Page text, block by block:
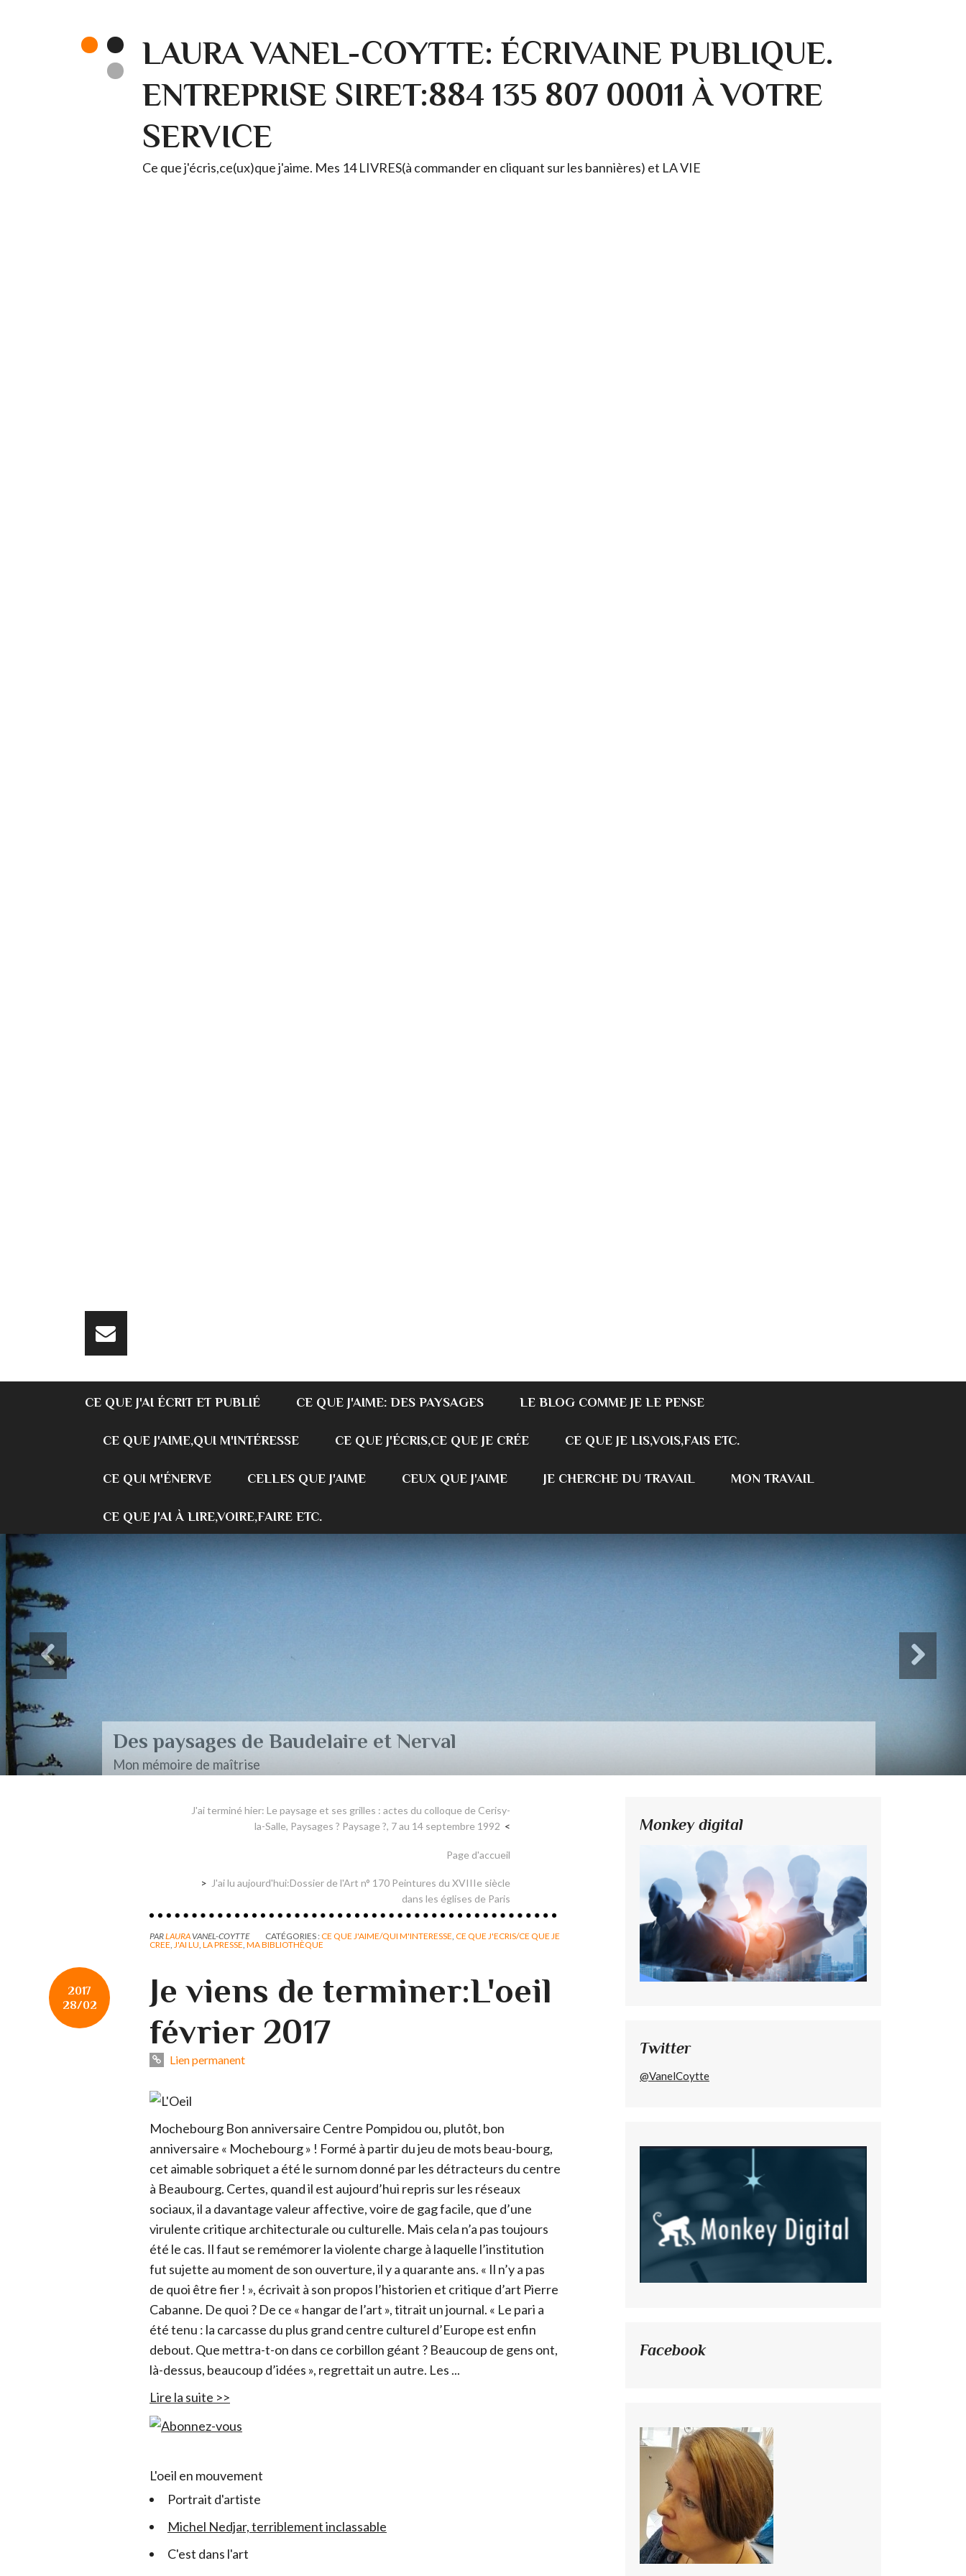
LAURA VANEL-COYTTE: ÉCRIVAINE PUBLIQUE.
ENTREPRISE SIRET:884 135 807 00011 À VOTRE
SERVICE
Ce que j'écris,ce(ux)que j'aime. Mes 14 LIVRES(à commander en cliquant sur les bannières) et LA VIE
CE QUE J'AI ÉCRIT ET PUBLIÉ CE QUE J'AIME: DES PAYSAGES LE BLOG COMME JE LE PENSE
CE QUE J'AIME,QUI M'INTÉRESSE CE QUE J'ÉCRIS,CE QUE JE CRÉE CE QUE JE LIS,VOIS,FAIS ETC.
CE QUI M'ÉNERVE CELLES QUE J'AIME CEUX QUE J'AIME JE CHERCHE DU TRAVAIL MON TRAVAIL
CE QUE J'AI À LIRE,VOIRE,FAIRE ETC.
Des paysages de Baudelaire et Nerval
Mon mémoire de maîtrise
J'ai terminé hier: Le paysage et ses grilles : actes du colloque de Cerisy-
la-Salle, Paysages ? Paysage ?, 7 au 14 septembre 1992
Page d'accueil
J'ai lu aujourd'hui:Dossier de l'Art n° 170 Peintures du XVIIIe siècle
dans les églises de Paris
PARLAURA VANEL-COYTTE CATÉGORIES :CE QUE J'AIME/QUI M'INTERESSE, CE QUE J'ECRIS/CE QUE JE
CREE, J'AI LU, LA PRESSE, MA BIBLIOTHÈQUE
2017
28/02
Je viens de terminer:L'oeil
février 2017
Lien permanent
Mochebourg Bon anniversaire Centre Pompidou ou, plutôt, bon
anniversaire « Mochebourg » ! Formé à partir du jeu de mots beau-bourg,
cet aimable sobriquet a été le surnom donné par les détracteurs du centre
à Beaubourg. Certes, quand il est aujourd’hui repris sur les réseaux
sociaux, il a davantage valeur affective, voire de gag facile, que d’une
virulente critique architecturale ou culturelle. Mais cela n’a pas toujours
été le cas. Il faut se remémorer la violente charge à laquelle l’institution
fut sujette au moment de son ouverture, il y a quarante ans. « Il n’y a pas
de quoi être fier ! », écrivait à son propos l’historien et critique d’art Pierre
Cabanne. De quoi ? De ce « hangar de l’art », titrait un journal. « Le pari a
été tenu : la carcasse du plus grand centre culturel d’Europe est enfin
debout. Que mettra-t-on dans ce corbillon géant ? Beaucoup de gens ont,
là-dessus, beaucoup d’idées », regrettait un autre. Les ...
Lire la suite >>
L'oeil en mouvement
Portrait d'artiste
Michel Nedjar, terriblement inclassable
C'est dans l'art
Monkey digital
Twitter
@VanelCoytte
Facebook